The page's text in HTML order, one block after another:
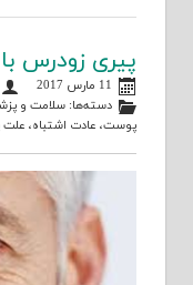
پیری زودرس
11 مارس 2017
دسته‌ها:سلامت و
پوست، عادت اشتباه، علت